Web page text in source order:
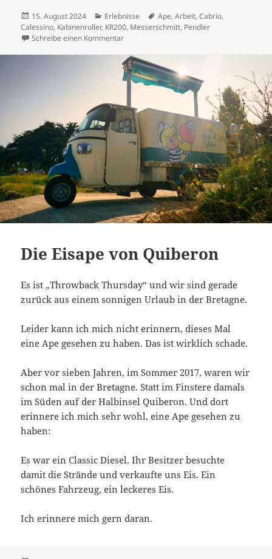
Veröffentlicht
am
15. August 2024 Kategorien
Erlebnisse Schlagwörter
Ape,Arbeit,Cabrio,
Calessino, Kabinenroller, KR200, Messerschmitt, Pendler
Schreibe einen Kommentarzu Arbeitsbienchen
Die Eisape von Quiberon
Es ist „Throwback Thursday“ und wir sind gerade
zurück aus einem sonnigen Urlaub in der Bretagne.
Leider kann ich mich nicht erinnern, dieses Mal
eine Ape gesehen zu haben. Das ist wirklich schade.
Aber vor sieben Jahren, im Sommer 2017, waren wir
schon mal in der Bretagne. Statt im Finstere damals
im Süden auf der Halbinsel Quiberon. Und dort
erinnere ich mich sehr wohl, eine Ape gesehen zu
haben:
Es war ein Classic Diesel. Ihr Besitzer besuchte
damit die Strände und verkaufte uns Eis. Ein
schönes Fahrzeug, ein leckeres Eis.
Ich erinnere mich gern daran.